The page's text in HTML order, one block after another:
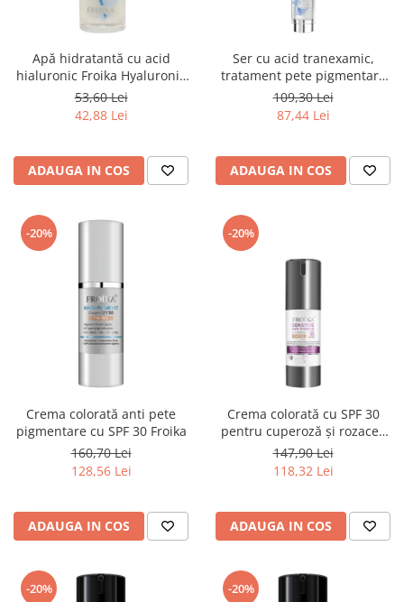
Apă hidratantă cu acid
hialuronic Froika Hyaluronic
Moist Water
53,60 Lei
42,88 Lei
ADAUGA IN COS
Ser cu acid tranexamic,
tratament pete pigmentare
Froika anti spot booster
109,30 Lei
87,44 Lei
ADAUGA IN COS
-20%
Crema colorată anti pete
pigmentare cu SPF 30 Froika
160,70 Lei
128,56 Lei
ADAUGA IN COS
-20%
Crema colorată cu SPF 30
pentru cuperoză și rozacee
Froika
147,90 Lei
118,32 Lei
ADAUGA IN COS
-20% -20%